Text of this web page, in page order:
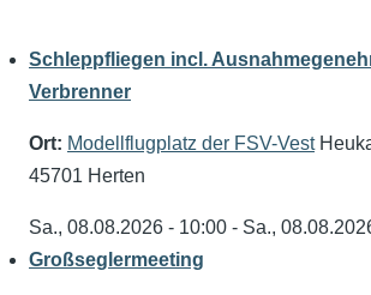
Schleppfliegen incl.
Verbrenner
Ort: Modellflugplatz der FSV-Vest
45701 Herten
Sa., 08.08.2026 - 10:00 - Sa.,
Großseglermeeting